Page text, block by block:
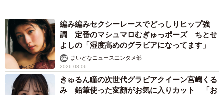
編み編みセクシーレースでどっしりヒップ強
調 定番のマシュマロむぎゅっポーズ ちとせ
よしの「湿度高めのグラビアになってます」
まいどなニュースエンタメ部
2026.08.06
きゅるん瞳の次世代グラビアクイーン宮嶋くる
み 鉛筆使った変顔がお気に入りカット 「お